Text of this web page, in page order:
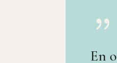
{
En